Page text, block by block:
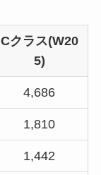
Cクラス(W20
5)
4,686
1,810
1,442